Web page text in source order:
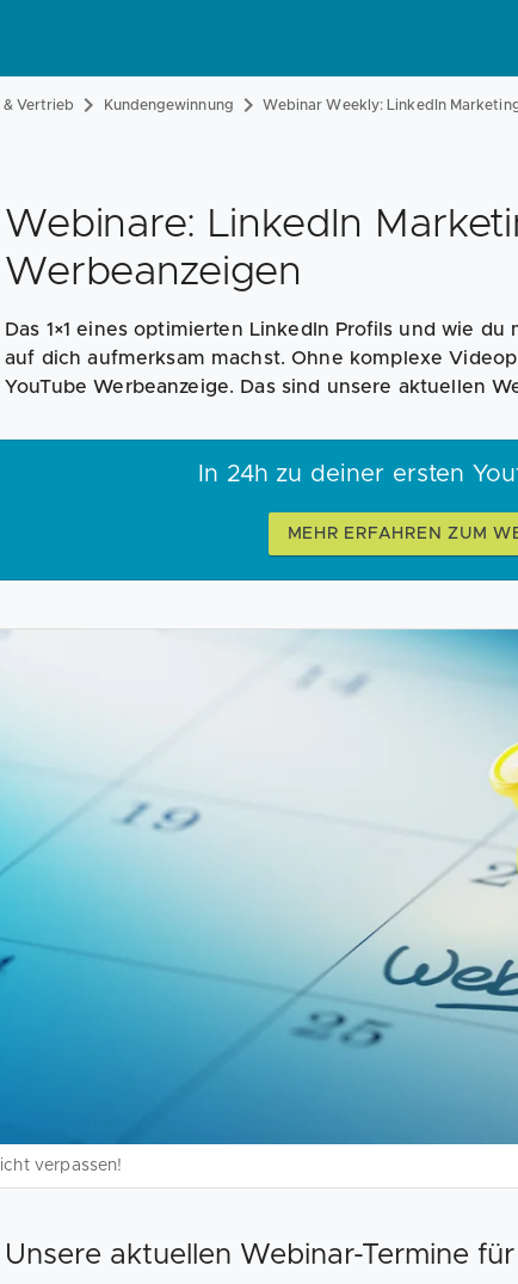
Vertrieb Kundengewinnung Webinar Weekly: LinkedIn
Webinare: LinkedIn
Werbeanzeigen
Das 1×1 eines optimierten LinkedIn Profils und wie
auf dich aufmerksam machst. Ohne komplexe
YouTube Werbeanzeige. Das sind unsere aktuellen
In 24h zu deiner ersten
MEHR ERFAHREN ZUM
verpassen!
Unsere aktuellen Webinar-Termine